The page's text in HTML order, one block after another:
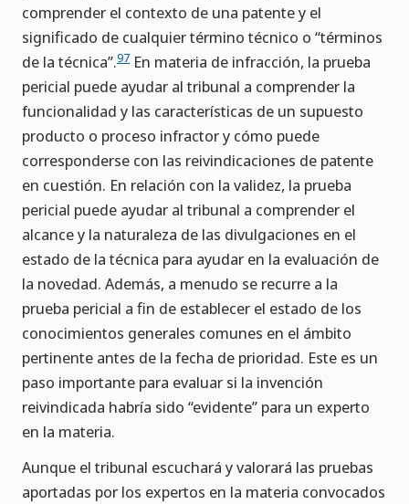
comprender el contexto de una patente y el
significado de cualquier término técnico o “términos
de la técnica”.97 En materia de infracción, la prueba
pericial puede ayudar al tribunal a comprender la
funcionalidad y las características de un supuesto
producto o proceso infractor y cómo puede
corresponderse con las reivindicaciones de patente
en cuestión. En relación con la validez, la prueba
pericial puede ayudar al tribunal a comprender el
alcance y la naturaleza de las divulgaciones en el
estado de la técnica para ayudar en la evaluación de
la novedad. Además, a menudo se recurre a la
prueba pericial a fin de establecer el estado de los
conocimientos generales comunes en el ámbito
pertinente antes de la fecha de prioridad. Este es un
paso importante para evaluar si la invención
reivindicada habría sido “evidente” para un experto
en la materia.
Aunque el tribunal escuchará y valorará las pruebas
aportadas por los expertos en la materia convocados